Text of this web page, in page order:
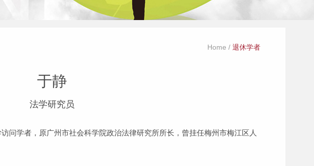
Home / 退休学者
于静
法学研究员
问学者，原广州市社会科学院政治法律研究所所长，曾挂任梅州市梅江区人